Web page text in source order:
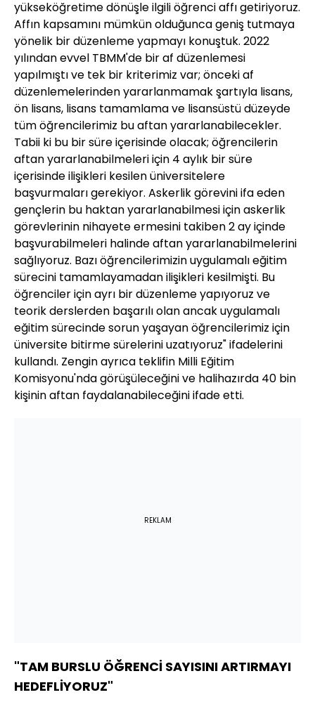
yükseköğretime dönüşle ilgili öğrenci affı getiriyoruz.
Affın kapsamını mümkün olduğunca geniş tutmaya
yönelik bir düzenleme yapmayı konuştuk. 2022
yılından evvel TBMM'de bir af düzenlemesi
yapılmıştı ve tek bir kriterimiz var; önceki af
düzenlemelerinden yararlanmamak şartıyla lisans,
ön lisans, lisans tamamlama ve lisansüstü düzeyde
tüm öğrencilerimiz bu aftan yararlanabilecekler.
Tabii ki bu bir süre içerisinde olacak; öğrencilerin
aftan yararlanabilmeleri için 4 aylık bir süre
içerisinde ilişikleri kesilen üniversitelere
başvurmaları gerekiyor. Askerlik görevini ifa eden
gençlerin bu haktan yararlanabilmesi için askerlik
görevlerinin nihayete ermesini takiben 2 ay içinde
başvurabilmeleri halinde aftan yararlanabilmelerini
sağlıyoruz. Bazı öğrencilerimizin uygulamalı eğitim
sürecini tamamlayamadan ilişikleri kesilmişti. Bu
öğrenciler için ayrı bir düzenleme yapıyoruz ve
teorik derslerden başarılı olan ancak uygulamalı
eğitim sürecinde sorun yaşayan öğrencilerimiz için
üniversite bitirme sürelerini uzatıyoruz" ifadelerini
kullandı. Zengin ayrıca teklifin Milli Eğitim
Komisyonu'nda görüşüleceğini ve halihazırda 40 bin
kişinin aftan faydalanabileceğini ifade etti.
REKLAM
"TAM BURSLU ÖĞRENCİ SAYISINI ARTIRMAYI
HEDEFLİYORUZ"